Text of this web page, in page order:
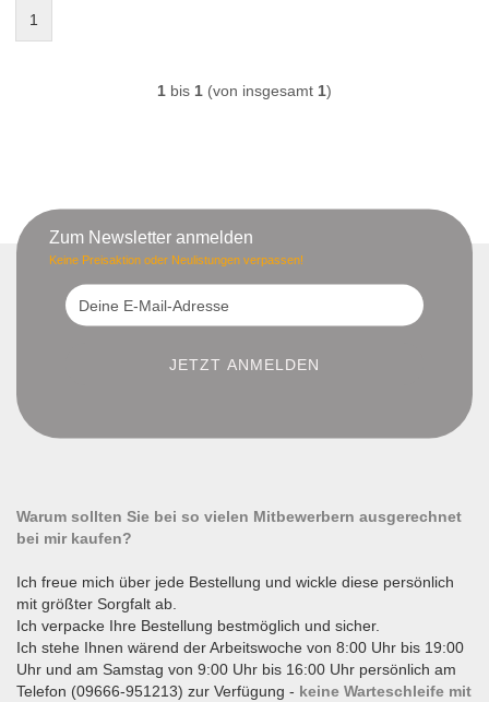
1
1 bis 1 (von insgesamt 1)
Zum Newsletter anmelden
Keine Preisaktion oder Neulistungen verpassen!
Warum sollten Sie bei so vielen Mitbewerbern ausgerechnet
bei mir kaufen?
Ich freue mich über jede Bestellung und wickle diese persönlich
mit größter Sorgfalt ab.
Ich verpacke Ihre Bestellung bestmöglich und sicher.
Ich stehe Ihnen wärend der Arbeitswoche von 8:00 Uhr bis 19:00
Uhr und am Samstag von 9:00 Uhr bis 16:00 Uhr persönlich am
Telefon (09666-951213) zur Verfügung - keine Warteschleife mit